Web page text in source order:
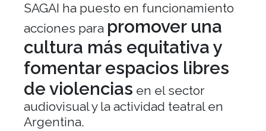
SAGAI ha puesto en funcionamiento
acciones para promover una
cultura más equitativa y
fomentar espacios libres
de violencias en el sector
audiovisual y la actividad teatral en
Argentina.